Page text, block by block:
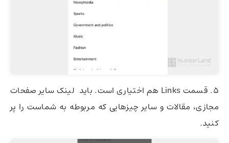
5. قسمت Links هم اختیاری است. باید لینک سایر صفحات
مجازی، مقالات و سایر چیزهایی که مربوطه به شماست را پر
کنید.